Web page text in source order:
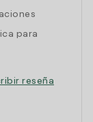
para
reseña